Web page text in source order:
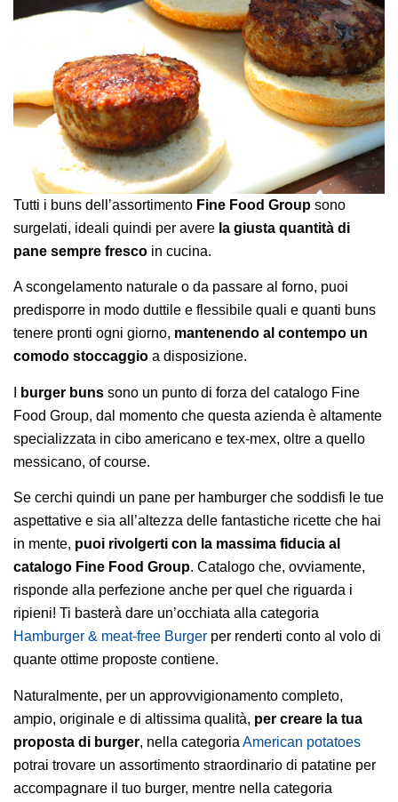
Tutti i buns dell’assortimento Fine Food Group sono
surgelati, ideali quindi per avere la giusta quantità di
pane sempre fresco in cucina.
A scongelamento naturale o da passare al forno, puoi
predisporre in modo duttile e flessibile quali e quanti buns
tenere pronti ogni giorno, mantenendo al contempo un
comodo stoccaggio a disposizione.
burger buns sono un punto di forza del catalogo Fine
Food Group, dal momento che questa azienda è altamente
specializzata in cibo americano e tex-mex, oltre a quello
messicano, of course.
Se cerchi quindi un pane per hamburger che soddisfi le tue
aspettative e sia all’altezza delle fantastiche ricette che hai
in mente, puoi rivolgerti con la massima fiducia al
catalogo Fine Food Group. Catalogo che, ovviamente,
risponde alla perfezione anche per quel che riguarda i
ripieni! Ti basterà dare un’occhiata alla categoria
Hamburger & meat-free Burger per renderti conto al volo di
quante ottime proposte contiene.
Naturalmente, per un approvvigionamento completo,
ampio, originale e di altissima qualità, per creare la tua
proposta di burger, nella categoria American potatoes
potrai trovare un assortimento straordinario di patatine per
accompagnare il tuo burger, mentre nella categoria